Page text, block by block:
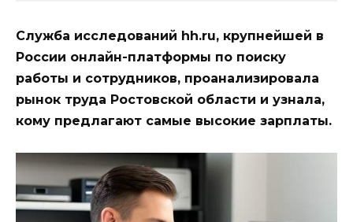
Служба исследований hh.ru, крупнейшей в
России онлайн-платформы по поиску
работы и сотрудников, проанализировала
рынок труда Ростовской области и узнала,
кому предлагают самые высокие зарплаты.